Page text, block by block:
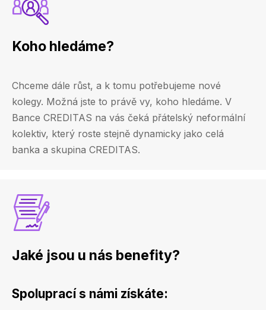
Koho hledáme?
Chceme dále růst, a k tomu potřebujeme nové
kolegy. Možná jste to právě vy, koho hledáme. V
Bance CREDITAS na vás čeká přátelský neformální
kolektiv, který roste stejně dynamicky jako celá
banka a skupina CREDITAS.
Jaké jsou u nás benefity?
Spoluprací s námi získáte: